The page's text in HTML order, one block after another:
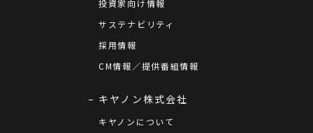
投資家向け情報
サステナビリティ
採用情報
CM情報／提供番組情報
キヤノン株式会社
キヤノンについて